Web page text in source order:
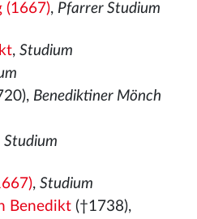
(1667), Pfarrer Studium
, Studium
Benediktiner Mönch
Studium
, Studium
Benedikt(†1738),